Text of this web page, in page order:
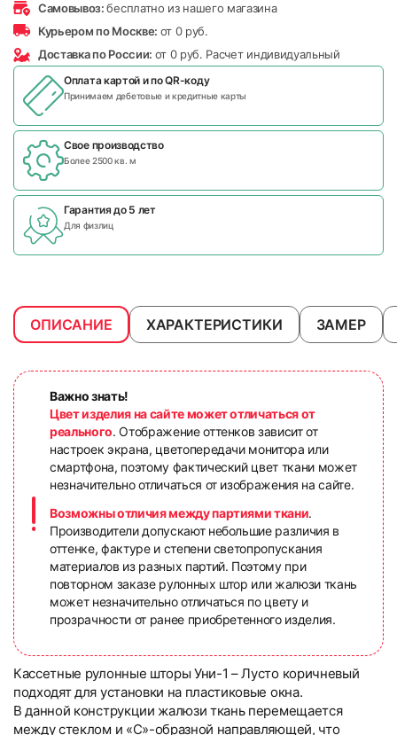
Самовывоз:бесплатно из нашего магазина
Курьером по Москве: от 0 руб.
Доставка по России: от 0 руб. Расчет индивидуальный
Оплата картой и поQR-коду
Принимаем дебетовые и кредитные карты
Свое производство
Более 2500 кв. м
Гарантия до 5 лет
Для физлиц
ОПИСАНИЕ ХАРАКТЕРИСТИКИ ЗАМЕР
Важно знать!
Цвет изделия на сайте может отличаться от
реального. Отображение оттенков зависит от
настроек экрана, цветопередачи монитора или
смартфона, поэтому фактический цвет ткани может
незначительно отличаться от изображения на сайте.
Возможны отличия между партиями ткани.
Производители допускают небольшие различия в
оттенке, фактуре и степени светопропускания
материалов из разных партий. Поэтому при
повторном заказе рулонных штор или жалюзи ткань
может незначительно отличаться по цвету и
прозрачности от ранее приобретенного изделия.
Кассетные рулонные шторы Уни-1 – Лусто коричневый
подходят для установки на пластиковые окна.
В данной конструкции жалюзи ткань перемещается
между стеклом и «С»-образной направляющей, что